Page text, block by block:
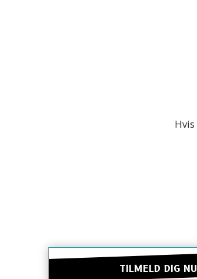
TILMELD DIG NU